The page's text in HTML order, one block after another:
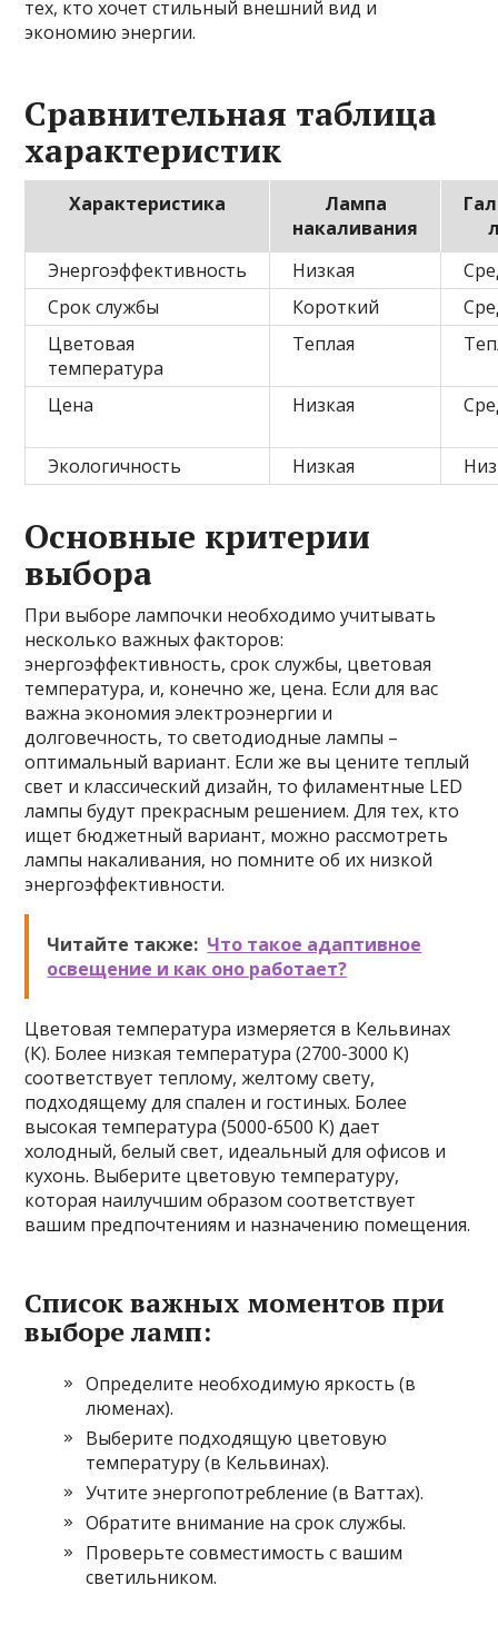
тех, кто хочет стильный внешний вид и
экономию энергии.
Сравнительная таблица
характеристик
Характеристика
Лампа
накаливания
Энергоэффективность
Низкая
Срок службы
Короткий
Цветовая
температура
Теплая
Цена Низкая
Экологичность Низкая
Основные критерии
выбора
При выборе лампочки необходимо учитывать
несколько важных факторов:
энергоэффективность, срок службы, цветовая
температура, и, конечно же, цена. Если для вас
важна экономия электроэнергии и
долговечность, то светодиодные лампы –
оптимальный вариант. Если же вы цените теплый
свет и классический дизайн, то филаментные LED
лампы будут прекрасным решением. Для тех, кто
ищет бюджетный вариант, можно рассмотреть
лампы накаливания, но помните об их низкой
энергоэффективности.
Читайте также: Что такое адаптивное
освещение и как оно работает?
Цветовая температура измеряется в Кельвинах
(К). Более низкая температура (2700-3000 К)
соответствует теплому, желтому свету,
подходящему для спален и гостиных. Более
высокая температура (5000-6500 К) дает
холодный, белый свет, идеальный для офисов и
кухонь. Выберите цветовую температуру,
которая наилучшим образом соответствует
вашим предпочтениям и назначению помещения.
Список важных моментов при
выборе ламп:
Определите необходимую яркость (в
люменах).
Выберите подходящую цветовую
температуру (в Кельвинах).
Учтите энергопотребление (в Ваттах).
Обратите внимание на срок службы.
Проверьте совместимость с вашим
светильником.